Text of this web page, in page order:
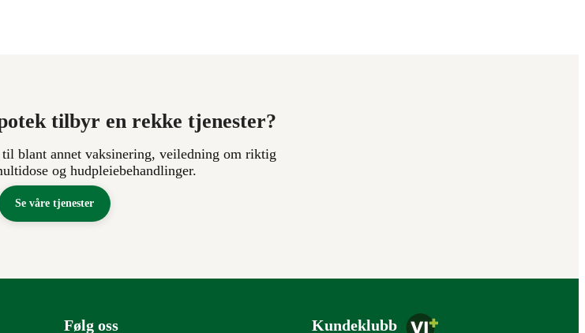
tilbyr en rekke tjenester?
blant annet vaksinering, veiledning om riktig
og hudpleiebehandlinger.
Se våre tjenester
Følg oss Kundeklubb